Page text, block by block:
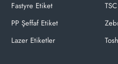
Fastyre Etiket
PP Şeffaf Etiket
Lazer Etiketler